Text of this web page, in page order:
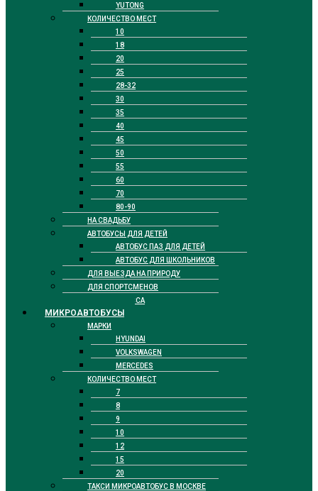
YUTONG
КОЛИЧЕСТВО МЕСТ
10
18
20
25
28-32
30
35
40
45
50
55
60
70
80-90
НА СВАДЬБУ
АВТОБУСЫ ДЛЯ ДЕТЕЙ
АВТОБУС ПАЗ ДЛЯ ДЕТЕЙ
АВТОБУС ДЛЯ ШКОЛЬНИКОВ
ДЛЯ ВЫЕЗДА НА ПРИРОДУ
ДЛЯ СПОРТСМЕНОВ
БИЗНЕС КЛАССА
МИКРОАВТОБУСЫ
МАРКИ
HYUNDAI
VOLKSWAGEN
MERCEDES
КОЛИЧЕСТВО МЕСТ
7
8
9
10
12
15
20
ТАКСИ МИКРОАВТОБУС В МОСКВЕ